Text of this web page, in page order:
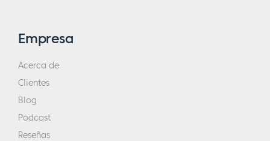
Empresa
Acerca de
Clientes
Blog
Podcast
Reseñas